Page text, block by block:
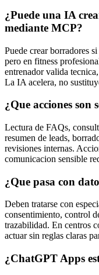
¿Puede una IA
mediante MCP?
Puede crear borradores
pero en fitness
entrenador valida
La IA acelera, no
¿Que acciones son
Lectura de FAQs,
resumen de leads,
revisiones internas.
comunicacion sensible
¿Que pasa con
Deben tratarse con
consentimiento, control
trazabilidad. En centros
actuar sin reglas claras
¿ChatGPT Apps